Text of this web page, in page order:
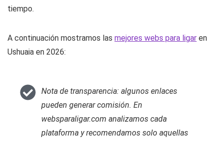
tiempo.
A continuación mostramos las mejores webs para ligar en
Ushuaia en 2026:
Nota de transparencia: algunos enlaces
pueden generar comisión. En
websparaligar.com analizamos cada
plataforma y recomendamos solo aquellas